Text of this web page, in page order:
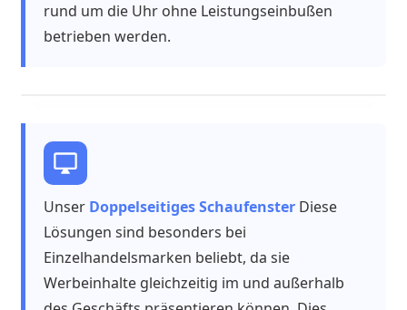
rund um die Uhr ohne Leistungseinbußen
betrieben werden.
Unser Doppelseitiges SchaufensterDiese
Lösungen sind besonders bei
Einzelhandelsmarken beliebt, da sie
Werbeinhalte gleichzeitig im und außerhalb